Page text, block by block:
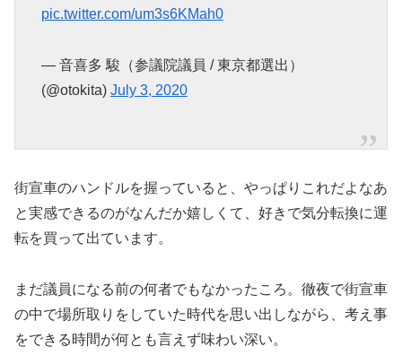
pic.twitter.com/um3s6KMah0
— 音喜多 駿（参議院議員 / 東京都選出）
(@otokita) July 3, 2020
街宣車のハンドルを握っていると、やっぱりこれだよなあ
と実感できるのがなんだか嬉しくて、好きで気分転換に運
転を買って出ています。
まだ議員になる前の何者でもなかったころ。徹夜で街宣車
の中で場所取りをしていた時代を思い出しながら、考え事
をできる時間が何とも言えず味わい深い。